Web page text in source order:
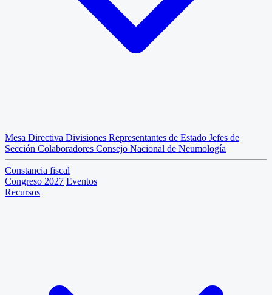
Mesa Directiva Divisiones Representantes de Estado Jefes de
Sección Colaboradores Consejo Nacional de Neumología
Constancia fiscal
Congreso 2027 Eventos
Recursos